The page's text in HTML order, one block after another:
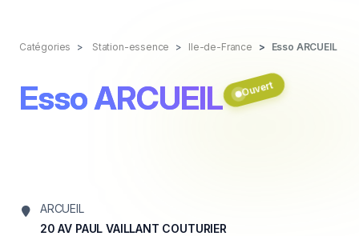
Catégories Station-essence Ile-de-France Esso ARCUEIL
Esso ARCUEIL Ouvert
ARCUEIL
20 AV PAUL VAILLANT COUTURIER